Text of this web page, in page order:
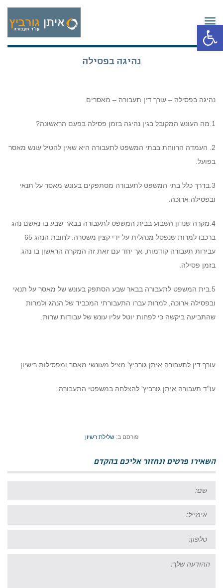
פתח סרגל נגישות
תפריט
נהיגה בפסילה
נהיגה בפסילה – עורך דין תעבורה – מאסרים
1.מה העונש המקובל בגין נהיגה בזמן פסילה בפעם הראשונה?
2. העמדה הרווחת בבתי המשפט לתעבורה היא שאין להטיל עונש מאסר
בפועל.
3.בדרך כלל בתי המשפט לתעבורה מסתפקים בעונש מאסר על תנאי
ובפסילה ארוכה.
4.מקרה שנדון השבוע בבית המשפט לתעבורה בבאר שבע בו נאשם נהג
ברכבו למרות שנפסל מנהלית על ידי קצין משטרה. לחובת הנהג 65
עבירות תעבורה קודמות, אך יחד עם זאת זה המקרה הראשון בו נהג
בזמן פסילה.
5.בית המשפט לתעבורה בבאר שבע הסתפק בעונש של מאסר על תנאי
ובפסילה ארוכה, למרות עברו התעבורתי המכביד של הנהג ולמרות
שהתביעה ביקשה כי לפחות יוטל עליו עונש של עבודות שרות.
עורך דין לתעבורה איתן גורביץ' מציל מעונשי מאסר ומפסילות רישיון
עו"ד תעבורה איתן גורביץ' להצלחה במשפטי התעבורה.
פורסם ב:שלילת רשיון
השאירו פרטים ונחזור אליכם בהקדם
שלך: